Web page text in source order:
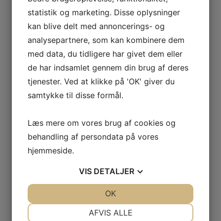
Tryk ind på
Kalender
Tryk ind på
Bookinger
Vælg en tid
Bliv medlem
statistik og marketing. Disse oplysninger
kan blive delt med annoncerings- og
analysepartnere, som kan kombinere dem
med data, du tidligere har givet dem eller
de har indsamlet gennem din brug af deres
tjenester. Ved at klikke på 'OK' giver du
samtykke til disse formål.
Læs mere om vores brug af cookies og
behandling af persondata på vores
hjemmeside.
VIS DETALJER
AFVIS ALLE
OK